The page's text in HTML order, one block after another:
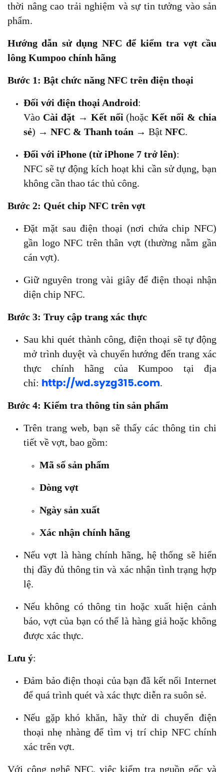
thời nâng cao trải nghiệm và sự tin tưởng vào sản
phẩm.
Hướng dẫn sử dụng NFC để kiểm tra vợt cầu
lông Kumpoo chính hãng
Bước 1: Bật chức năng NFC trên điện thoại
Đối với điện thoại Android:
Vào Cài đặt→ Kết nối (hoặcKết nối & chia
sẻ) → NFC & Thanh toán → Bật NFC.
Đối với iPhone (từ iPhone 7 trở lên):
NFC sẽ tự động kích hoạt khi cần sử dụng, bạn
không cần thao tác thủ công.
Bước 2: Quét chip NFC trên vợt
Đặt mặt sau điện thoại (nơi chứa chip NFC)
gần logo NFC trên thân vợt (thường nằm gần
cán vợt).
Giữ nguyên trong vài giây để điện thoại nhận
diện chip NFC.
Bước 3: Truy cập trang xác thực
Sau khi quét thành công, điện thoại sẽ tự động
mở trình duyệt và chuyển hướng đến trang xác
thực chính hãng của Kumpoo tại địa
chỉ: http://wd.syzg315.com.
Bước 4: Kiểm tra thông tin sản phẩm
Trên trang web, bạn sẽ thấy các thông tin chi
tiết về vợt, bao gồm:
Mã số sản phẩm
Dòng vợt
Ngày sản xuất
Xác nhận chính hãng
Nếu vợt là hàng chính hãng, hệ thống sẽ hiển
thị đầy đủ thông tin và xác nhận tình trạng hợp
lệ.
Nếu không có thông tin hoặc xuất hiện cảnh
báo, vợt của bạn có thể là hàng giả hoặc không
được xác thực.
Lưu ý:
Đảm bảo điện thoại của bạn đã kết nối Internet
để quá trình quét và xác thực diễn ra suôn sẻ.
Nếu gặp khó khăn, hãy thử di chuyển điện
thoại nhẹ nhàng để tìm vị trí chip NFC chính
xác trên vợt.
Với công nghệ NFC, việc kiểm tra nguồn gốc và